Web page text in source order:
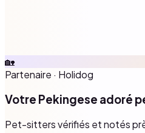
🏡
Partenaire · Holidog
Votre Pekingese adoré
Pet-sitters vérifiés et notés